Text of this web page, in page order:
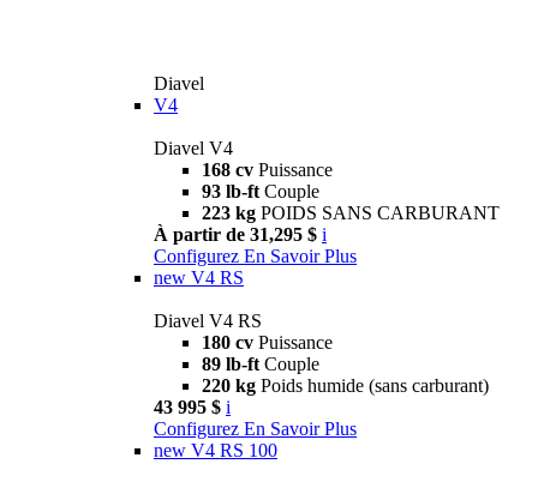
Diavel
V4
Diavel V4
168 cv Puissance
93 lb-ft Couple
223 kg POIDS SANS CARBURANT
À partir de 31,295 $ i
Configurez En Savoir Plus
new V4 RS
Diavel V4 RS
180 cv Puissance
89 lb-ft Couple
220 kg Poids humide (sans carburant)
43 995 $ i
Configurez En Savoir Plus
new V4 RS 100